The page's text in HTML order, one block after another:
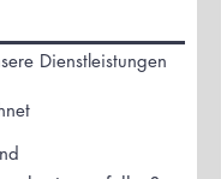
Dienstleistungen